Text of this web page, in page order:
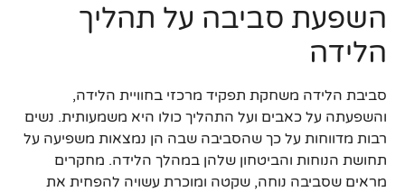
השפעת סביבה על תהליך
הלידה
סביבת הלידה משחקת תפקיד מרכזי בחוויית הלידה,
והשפעתה על כאבים ועל התהליך כולו היא משמעותית. נשים
רבות מדווחות על כך שהסביבה שבה הן נמצאות משפיעה על
תחושת הנוחות והביטחון שלהן במהלך הלידה. מחקרים
מראים שסביבה נוחה, שקטה ומוכרת עשויה להפחית את